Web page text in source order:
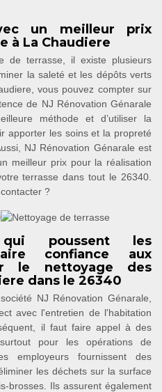
un meilleur prix
à La Chaudiere
de terrasse, il existe plusieurs
la saleté et les dépôts verts
vous pouvez compter sur
de NJ Rénovation Génarale
méthode et d’utiliser la
apporter les soins et la propreté
NJ Rénovation Génarale est
meilleur prix pour la réalisation
terrasse dans tout le 26340.
?
poussent les
confiance aux
le nettoyage des
dans le 26340
NJ Rénovation Génarale,
avec l'entretien de l'habitation
il faut faire appel à des
pour les opérations de
employeurs fournissent des
les déchets sur la surface
brosses. Ils assurent également